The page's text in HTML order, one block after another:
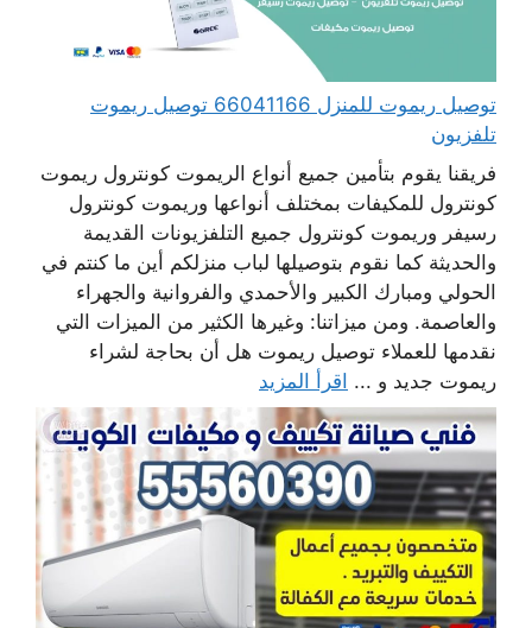
توصيل ريموت للمنزل 66041166 توصيل ريموت
تلفزيون
فريقنا يقوم بتأمين جميع أنواع الريموت كونترول ريموت
كونترول للمكيفات بمختلف أنواعها وريموت كونترول
رسيفر وريموت كونترول جميع التلفزيونات القديمة
والحديثة كما نقوم بتوصيلها لباب منزلكم أين ما كنتم في
الحولي ومبارك الكبير والأحمدي والفروانية والجهراء
والعاصمة. ومن ميزاتنا: وغيرها الكثير من الميزات التي
نقدمها للعملاء توصيل ريموت هل أن بحاجة لشراء
ريموت جديد و ... اقرأ المزيد